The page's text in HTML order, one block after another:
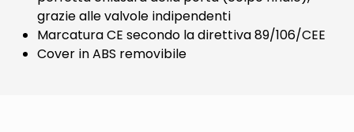
grazie alle valvole indipendenti
Marcatura CE secondo la direttiva 89/106/CEE
Cover in ABS removibile